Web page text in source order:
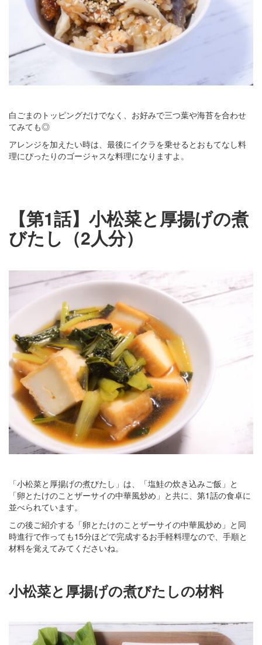
白ごまのトッピングだけでなく、お好みで三つ葉や海苔を合わせ
てみても◎
アレンジを加えたい時は、最後にイクラを乗せるとおもてなし料
理にぴったりのゴージャスな料理になりますよ。
【第1話】小松菜と厚揚げの煮
びたし（2人分）
「小松菜と厚揚げの煮びたし」は、「塩鮭の炊き込みご飯」と
「卵とたけのことザーサイの中華風炒め」と共に、第1話の食卓に
並べられています。
この後ご紹介する「卵とたけのことザーサイの中華風炒め」と同
時進行で作っても15分ほどで完成するお手軽料理なので、手順と
材料を覚えてみてくださいね。
小松菜と厚揚げの煮びたしの材料